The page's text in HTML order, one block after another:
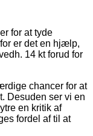
for at tyde
er det en hjælp,
14 kt forud for
chancer for at
Desuden ser vi en
en kritik af
fordel af til at